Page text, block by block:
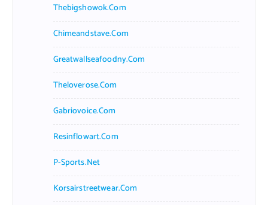
Thebigshowok.com
Chimeandstave.com
Greatwallseafoodny.com
Theloverose.com
Gabriovoice.com
Resinflowart.com
P-Sports.net
Korsairstreetwear.com